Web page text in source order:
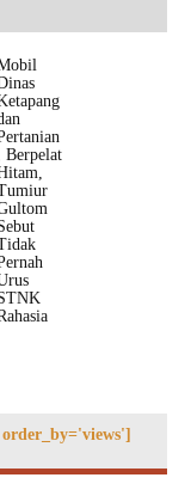
, Berpelat